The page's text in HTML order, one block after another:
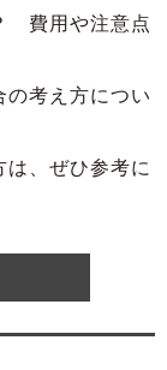
費用や注意点
の考え方につい
は、ぜひ参考に